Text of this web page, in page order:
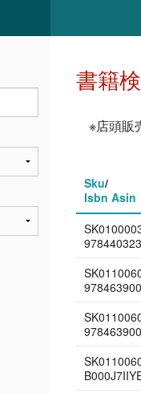
書籍
※店頭販
Sku/
Isbn Asin